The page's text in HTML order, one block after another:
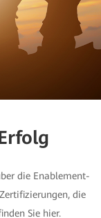
die Enablement-
die
Sie hier.